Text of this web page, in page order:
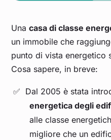
Unacasa di classe
un immobile che
punto di vista energetico
Cosa sapere, in breve:
Dal 2005 è stata
energetica degli
alle classe
migliore che un